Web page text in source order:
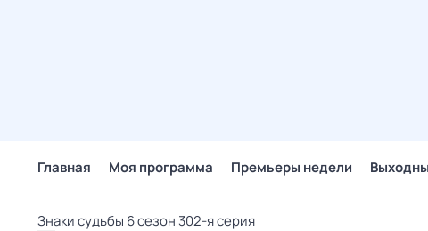
Главная Моя программа Премьеры недели
Знаки cyдьбы 6 сезон 302-я серия